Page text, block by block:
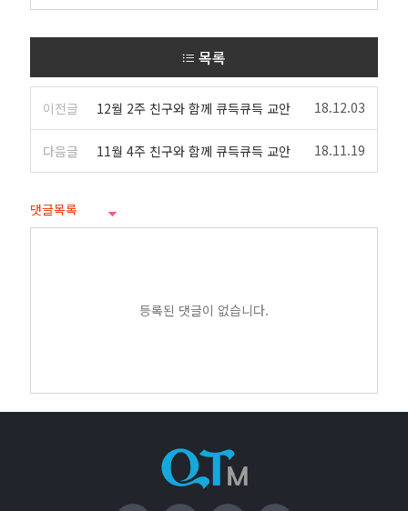
목록
이전글 12월 2주 친구와 함께 큐득큐득 교안 18.12.03
다음글 11월 4주 친구와 함께 큐득큐득 교안 18.11.19
댓글목록
등록된 댓글이 없습니다.